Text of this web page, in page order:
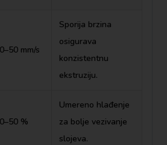
mm/s
Sporija brzina
osigurava
konzistentnu
ekstruziju.
%
Umereno hlađenje
za bolje vezivanje
slojeva.